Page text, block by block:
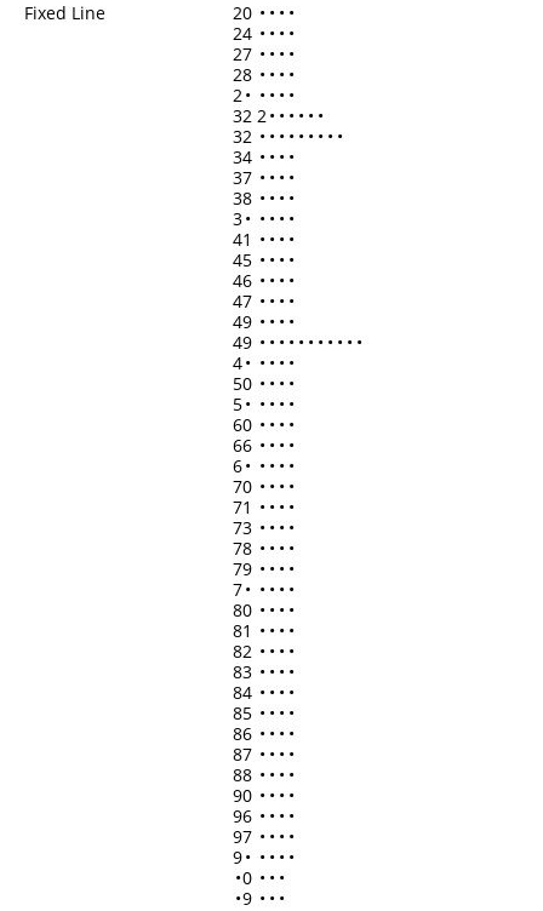
Fixed Line
20 • • • •
24 • • • •
27 • • • •
28 • • • •
2• • • • •
32 2• • • • • •
32 • • • • • • • • •
34 • • • •
37 • • • •
38 • • • •
3• • • • •
41 • • • •
45 • • • •
46 • • • •
47 • • • •
49 • • • •
49 • • • • • • • • • • •
4• • • • •
50 • • • •
5• • • • •
60 • • • •
66 • • • •
6• • • • •
70 • • • •
71 • • • •
73 • • • •
78 • • • •
79 • • • •
7• • • • •
80 • • • •
81 • • • •
82 • • • •
83 • • • •
84 • • • •
85 • • • •
86 • • • •
87 • • • •
88 • • • •
90 • • • •
96 • • • •
97 • • • •
9• • • • •
•0 • • •
•9 • • •